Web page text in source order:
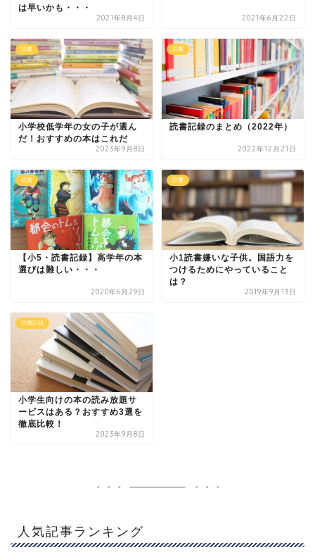
は早いかも・・・
2021年8月4日 2021年6月22日
読書
小学校低学年の女の子が選ん
だ！おすすめの本はこれだ
2023年9月8日
読書
読書記録のまとめ（2022年）
2022年12月21日
読書
【小5・読書記録】高学年の本
選びは難しい・・・
2020年6月29日
読書
小1読書嫌いな子供。国語力を
つけるためにやっていること
は？
2019年9月13日
読書記録
小学生向けの本の読み放題サ
ービスはある？おすすめ3選を
徹底比較！
2023年9月8日
人気記事ランキング